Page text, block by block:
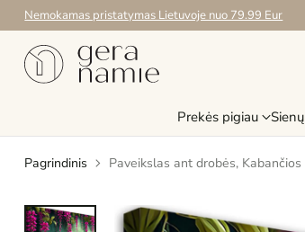
Prekės pigiau
Nemokamas pristatymas Lietuvoje nuo 79.99 Eur
Pagrindinis Paveikslas ant drobės,